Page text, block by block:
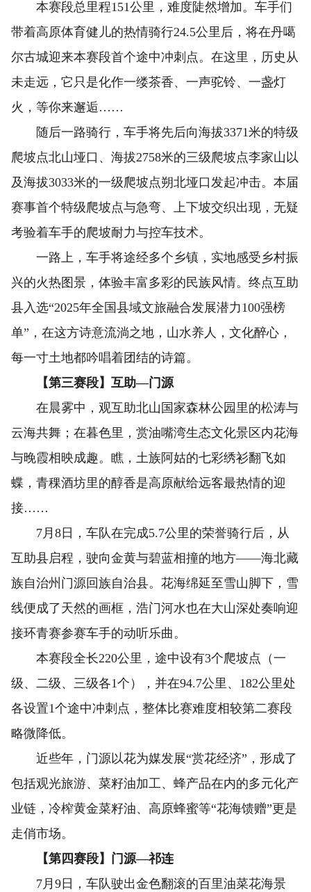
本赛段总里程151公里，难度陡然增加。车手们
带着高原体育健儿的热情骑行24.5公里后，将在丹噶
尔古城迎来本赛段首个途中冲刺点。在这里，历史从
未走远，它只是化作一缕茶香、一声驼铃、一盏灯
火，等你来邂逅……
随后一路骑行，车手将先后向海拔3371米的特级
爬坡点北山垭口、海拔2758米的三级爬坡点李家山以
及海拔3033米的一级爬坡点朔北垭口发起冲击。本届
赛事首个特级爬坡点与急弯、上下坡交织出现，无疑
考验着车手的爬坡耐力与控车技术。
一路上，车手将途经多个乡镇，实地感受乡村振
兴的火热图景，体验丰富多彩的民族风情。终点互助
县入选“2025年全国县域文旅融合发展潜力100强榜
单”，在这方诗意流淌之地，山水养人，文化醉心，
每一寸土地都吟唱着团结的诗篇。
【第三赛段】互助—门源
在晨雾中，观互助北山国家森林公园里的松涛与
云海共舞；在暮色里，赏油嘴湾生态文化景区内花海
与晚霞相映成趣。瞧，土族阿姑的七彩绣衫翻飞如
蝶，青稞酒坊里的醇香是高原献给远客最热情的迎
接……
7月8日，车队在完成5.7公里的荣誉骑行后，从
互助县启程，驶向金黄与碧蓝相撞的地方——海北藏
族自治州门源回族自治县。花海绵延至雪山脚下，雪
线便成了天然的画框，浩门河水也在大山深处奏响迎
接环青赛参赛车手的动听乐曲。
本赛段全长220公里，途中设有3个爬坡点（一
级、二级、三级各1个），并在94.7公里、182公里处
各设置1个途中冲刺点，整体比赛难度相较第二赛段
略微降低。
近些年，门源以花为媒发展“赏花经济”，形成了
包括观光旅游、菜籽油加工、蜂产品在内的多元化产
业链，冷榨黄金菜籽油、高原蜂蜜等“花海馈赠”更是
走俏市场。
【第四赛段】门源—祁连
7月9日，车队驶出金色翻滚的百里油菜花海景